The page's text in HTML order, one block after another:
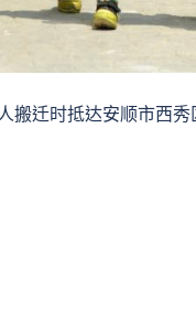
搬迁时抵达安顺市西